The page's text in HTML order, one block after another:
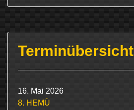
Terminübersicht
16. Mai 2026
8. HEMÜ